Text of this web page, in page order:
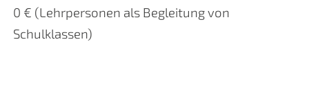
0 € (Lehrpersonen als Begleitung von
Schulklassen)